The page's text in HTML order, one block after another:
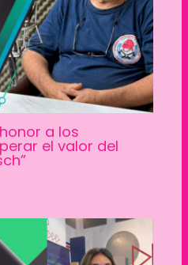
a los
el valor del